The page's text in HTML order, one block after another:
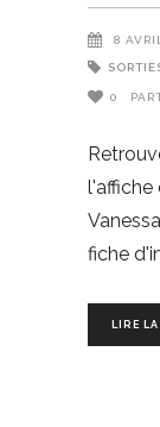
8
0
l'affiche
fiche
LIRE